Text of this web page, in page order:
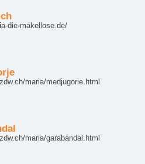
die-makellose.de/
maria/medjugorie.html
maria/garabandal.html